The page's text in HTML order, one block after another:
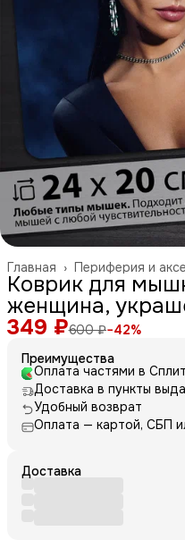
Периферия и
Главная ›
Коврик для
женщина,
349 ₽600 ₽−42%
Преимущества
Оплата частями в Сплит
Доставка в пункты
Удобный возврат
Оплата — картой, СБП
Доставка